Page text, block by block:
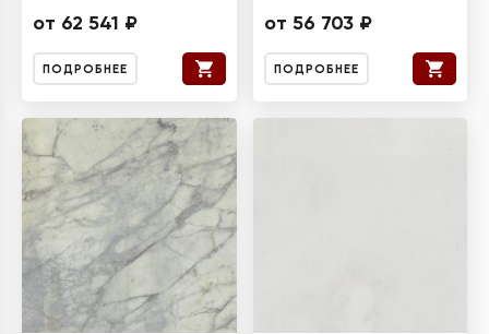
от 62 541 ₽
ПОДРОБНЕЕ
от 56 703 ₽
ПОДРОБНЕЕ